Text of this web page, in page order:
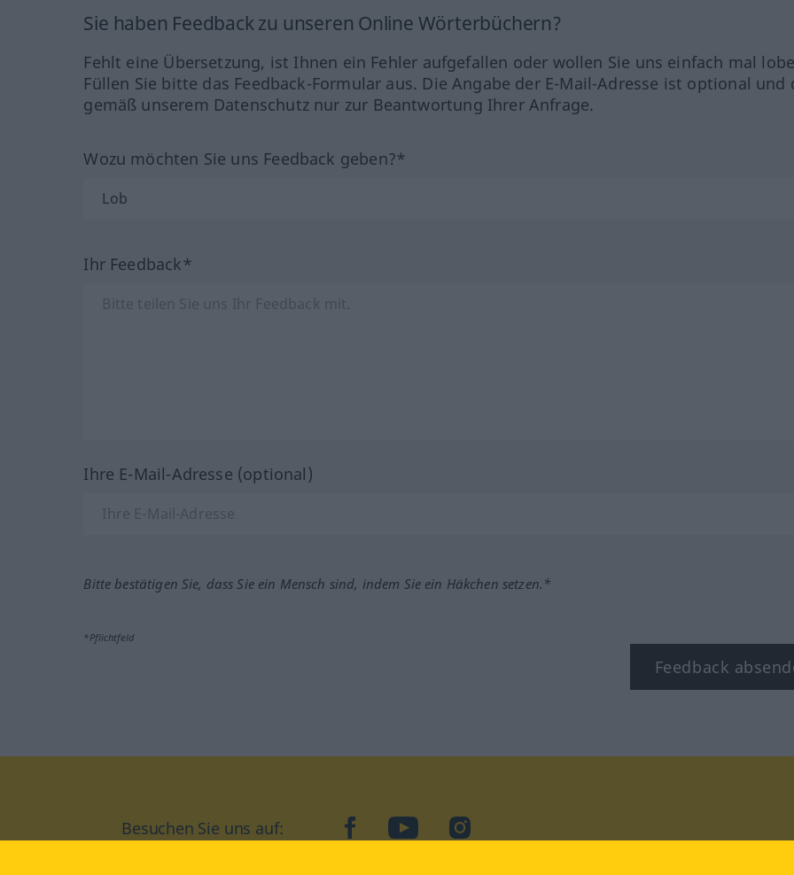
Sie haben Feedback zu unseren Online Wörterbüchern?
Fehlt eine Übersetzung, ist Ihnen ein Fehler aufgefallen oder wollen Sie uns einfach mal
Füllen Sie bitte das Feedback-Formular aus. Die Angabe der E-Mail-Adresse ist optional und
gemäß unserem Datenschutz nur zur Beantwortung Ihrer Anfrage.
Wozu möchten Sie uns Feedback geben?*
Ihr Feedback*
Ihre E-Mail-Adresse (optional)
Bitte bestätigen Sie, dass Sie ein Mensch sind, indem Sie ein Häkchen setzen.*
*Pflichtfeld
Feedback
Besuchen Sie uns auf: facebookYouTubeInstagram